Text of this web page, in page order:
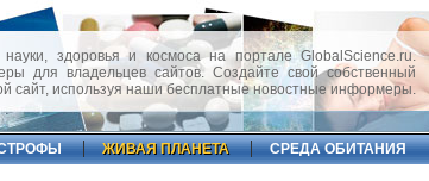
науки, здоровья и космоса на портале GlobalScience.ru.
для владельцев сайтов. Создайте свой собственный
сайт, используя наши бесплатные новостные информеры.
ЖИВАЯ ПЛАНЕТА СРЕДА ОБИТАНИЯ